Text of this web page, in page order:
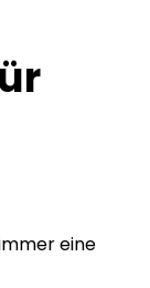
eine